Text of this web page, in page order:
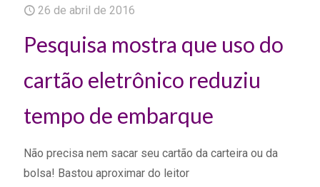
26 de abril de 2016
Pesquisa mostra que uso do
cartão eletrônico reduziu
tempo de embarque
Não precisa nem sacar seu cartão da carteira ou da
bolsa! Bastou aproximar do leitor